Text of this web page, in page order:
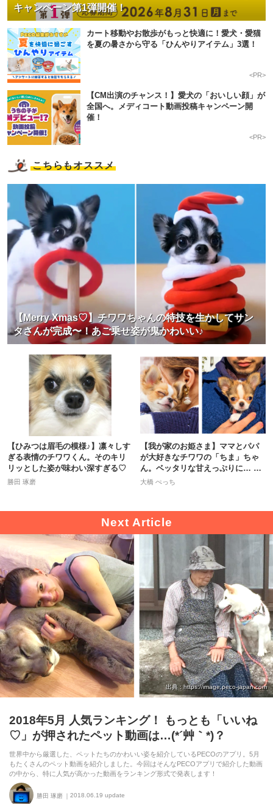
キャンペーン第1弾開催！
カート移動やお散歩がもっと快適に！愛犬・愛猫
を夏の暑さから守る「ひんやりアイテム」3選！
<PR>
【CM出演のチャンス！】愛犬の「おいしい顔」が
全国へ。メディコート動画投稿キャンペーン開
催！
<PR>
こちらもオススメ
【Merry Xmas♡】チワワちゃんの特技を生かしてサン
タさんが完成〜！あご乗せ姿が鬼かわいい♪
【ひみつは眉毛の模様♪】凛々しす
ぎる表情のチワワくん。そのキリ
リッとした姿が味わい深すぎる♡
勝田 琢磨
【我が家のお姫さま】ママとパパ
が大好きなチワワの「ちま」ちゃ
ん。ベッタリな甘えっぷりに… キ
ュン♡
大橋 ぺっち
出典 : https://image.peco-japan.com
2018年5月 人気ランキング！ もっとも「いいね
♡」が押されたペット動画は…(*´艸｀*)？
世界中から厳選した、ペットたちのかわいい姿を紹介しているPECOのアプリ。5月
もたくさんのペット動画を紹介しました。今回はそんなPECOアプリで紹介した動画
の中から、特に人気が高かった動画をランキング形式で発表します！
勝田 琢磨 2018.06.19 update